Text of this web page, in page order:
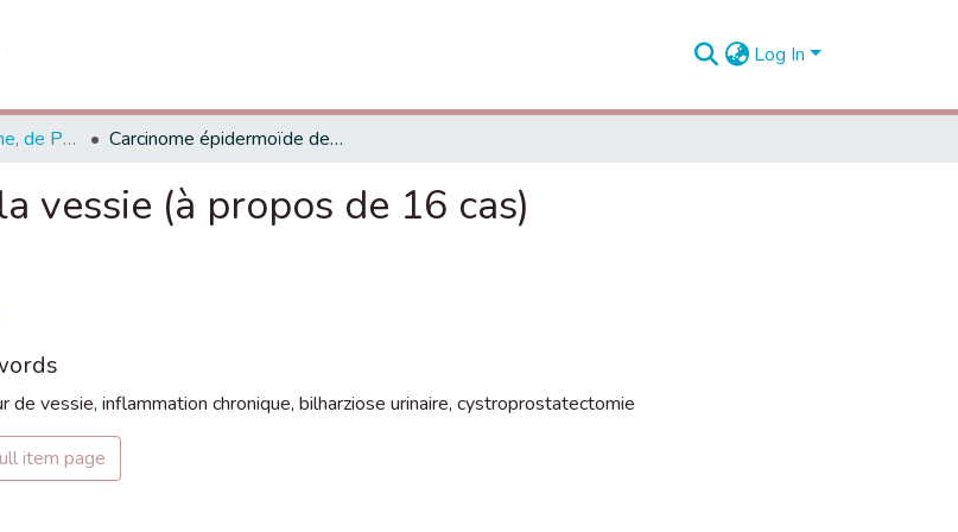
Log In
Faculté de Médecine, de Pharmacie et de Médecine Dentaire - Fès Carcinome épidermoïde de la vessie (à propos de 16 cas)
vessie (à propos de 16 cas)
de vessie, inflammation chronique, bilharziose urinaire, cystroprostatectomie
item page